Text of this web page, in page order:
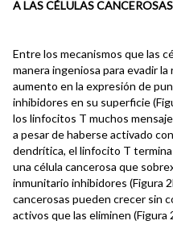
A LAS CÉLULAS CANCEROSAS
Entre los mecanismos que las
manera ingeniosa para evadir
aumento en la expresión de
inhibidores en su superficie
los linfocitos T muchos
a pesar de haberse activado
dendrítica, el linfocito T
una célula cancerosa que
inmunitario inhibidores (Figura
cancerosas pueden crecer sin
activos que las eliminen (Figura